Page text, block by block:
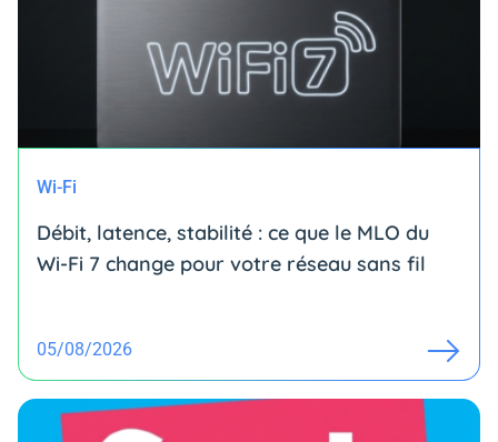
Wi-Fi
Débit, latence, stabilité : ce que le MLO du
Wi-Fi 7 change pour votre réseau sans fil
05/08/2026